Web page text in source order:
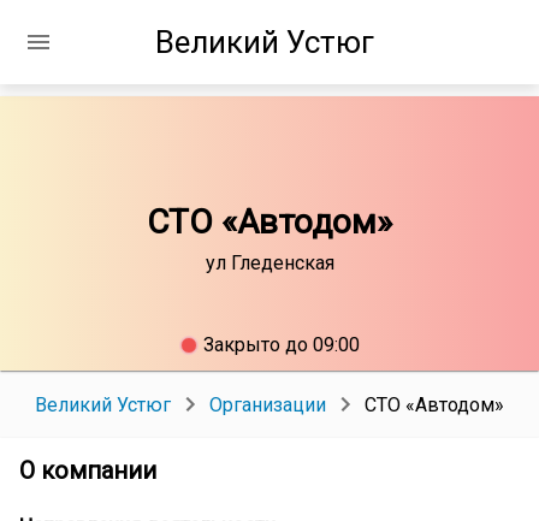
Великий Устюг
СТО «Автодом»
ул Гледенская
Закрыто до 09:00
Великий Устюг Организации СТО «Автодом»
О компании